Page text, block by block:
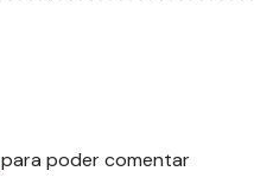
para poder comentar